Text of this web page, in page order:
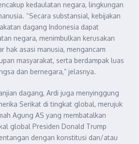
kedaulatan negara, lingkungan
“Secara substansial, kebijakan
dagang Indonesia dapat
negara, menimbulkan kerusakan
hak asasi manusia, mengancam
masyarakat, serta berdampak luas
dan bernegara,” jelasnya.
dagang, Ardi juga menyinggung
Serikat di tingkat global, merujuk
Agung AS yang membatalkan
global Presiden Donald Trump
dengan konstitusi dan/atau